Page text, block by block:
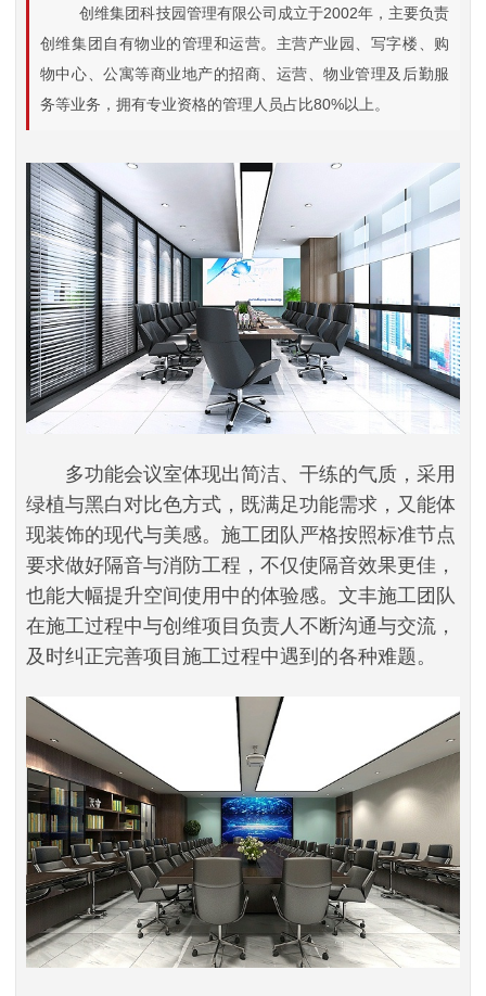
创维集团科技园管理有限公司成立于2002年，主要负责
创维集团自有物业的管理和运营。主营产业园、写字楼、购
物中心、公寓等商业地产的招商、运营、物业管理及后勤服
务等业务，拥有专业资格的管理人员占比80%以上。
多功能会议室体现出简洁、干练的气质，采用
绿植与黑白对比色方式，既满足功能需求，又能体
现装饰的现代与美感。施工团队严格按照标准节点
要求做好隔音与消防工程，不仅使隔音效果更佳，
也能大幅提升空间使用中的体验感。文丰施工团队
在施工过程中与创维项目负责人不断沟通与交流，
及时纠正完善项目施工过程中遇到的各种难题。